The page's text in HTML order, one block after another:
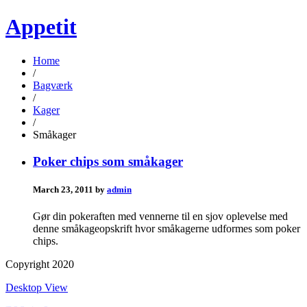
Appetit
Home
/
Bagværk
/
Kager
/
Småkager
Poker chips som småkager
March 23, 2011 by admin
Gør din pokeraften med vennerne til en sjov oplevelse med
denne småkageopskrift hvor småkagerne udformes som poker
chips.
Copyright 2020
Desktop View